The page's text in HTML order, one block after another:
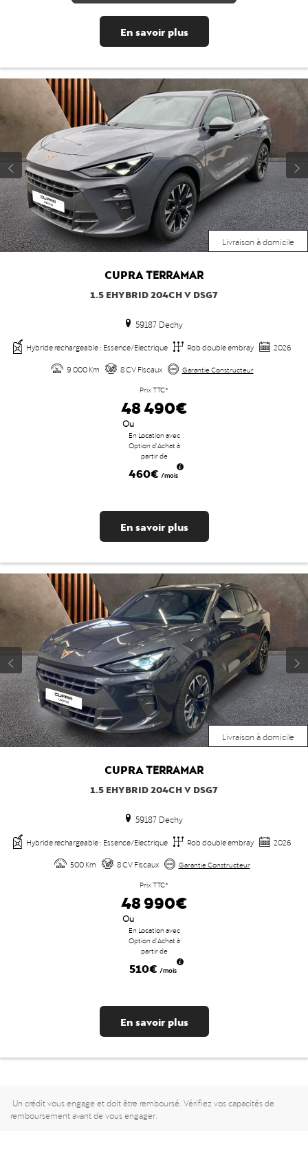
En savoir plus
Livraison à domicile
CUPRATERRAMAR
1.5 EHYBRID 204CH V DSG7
59187 Dechy
Hybride rechargeable : Essence/Electrique Rob double embray
2026
9 000 Km
8 CV Fiscaux
Garantie Constructeur
Prix TTC*
48 490€
Ou
En Location avec
Option d'Achat à
partir de
460€ /mois
En savoir plus
Livraison à domicile
CUPRATERRAMAR
1.5 EHYBRID 204CH V DSG7
59187 Dechy
Hybride rechargeable : Essence/Electrique Rob double embray
2026
500 Km
8 CV Fiscaux
Garantie Constructeur
Prix TTC*
48 990€
Ou
En Location avec
Option d'Achat à
partir de
510€ /mois
En savoir plus
Un crédit vous engage et doit être remboursé. Vérifiez vos capacités de
remboursement avant de vous engager.